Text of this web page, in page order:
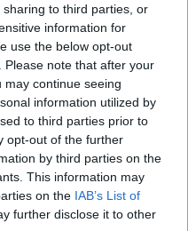
to third parties, or
information for
use the below opt-out
note that after your
continue seeing
information utilized by
to third parties prior to
opt-out of the further
by third parties on the
This information may
on the IAB’s List of
further disclose it to other
para que todo
las facilidades que tiene
gracias a unas
de los pueblos del
artificial y, muy pronto, las
la plantilla dispone
polideportivas para